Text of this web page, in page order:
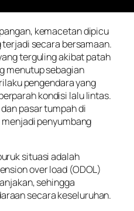
kemacetan dipicu
secara bersamaan.
terguling akibat patah
menutup sebagian
pengendara yang
kondisi lalu lintas.
pasar tumpah di
penyumbang
situasi adalah
over load (ODOL)
sehingga
secara keseluruhan.